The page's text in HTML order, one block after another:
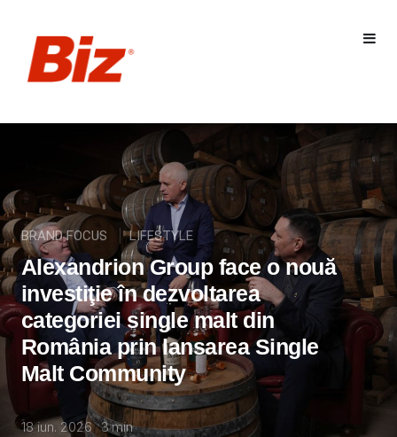
BRAND FOCUS LIFESTYLE
Alexandrion Group face o nouă
investiţie în dezvoltarea
categoriei single malt din
România prin lansarea Single
Malt Community
18 iun. 2026 3min